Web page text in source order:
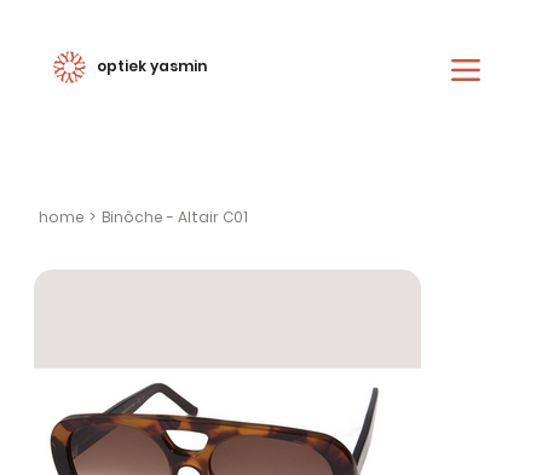
optiek yasmin
home > Binôche - Altair C01